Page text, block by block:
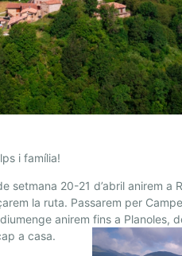
i família!
setmana 20-21 d’abril anirem a
la ruta. Passarem per
anirem fins a Planoles,
a casa.